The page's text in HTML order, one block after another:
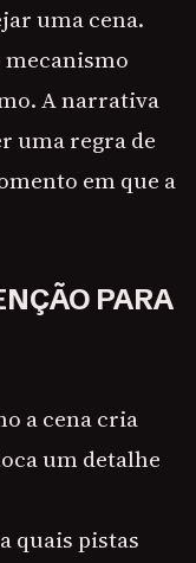
uma cena.
mecanismo
A narrativa
uma regra de
em que a
PARA
a cena cria
um detalhe
quais pistas